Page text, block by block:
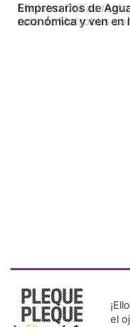
Empresarios de
económica y ven en
el